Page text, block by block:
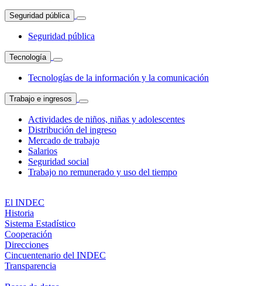
Seguridad pública
Seguridad pública
Tecnología
Tecnologías de la información y la comunicación
Trabajo e ingresos
Actividades de niños, niñas y adolescentes
Distribución del ingreso
Mercado de trabajo
Salarios
Seguridad social
Trabajo no remunerado y uso del tiempo
El INDEC
Historia
Sistema Estadístico
Cooperación
Direcciones
Cincuentenario del INDEC
Transparencia